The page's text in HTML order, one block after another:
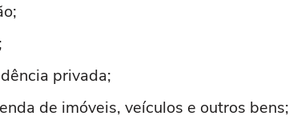
privada;
de imóveis, veículos e outros bens;